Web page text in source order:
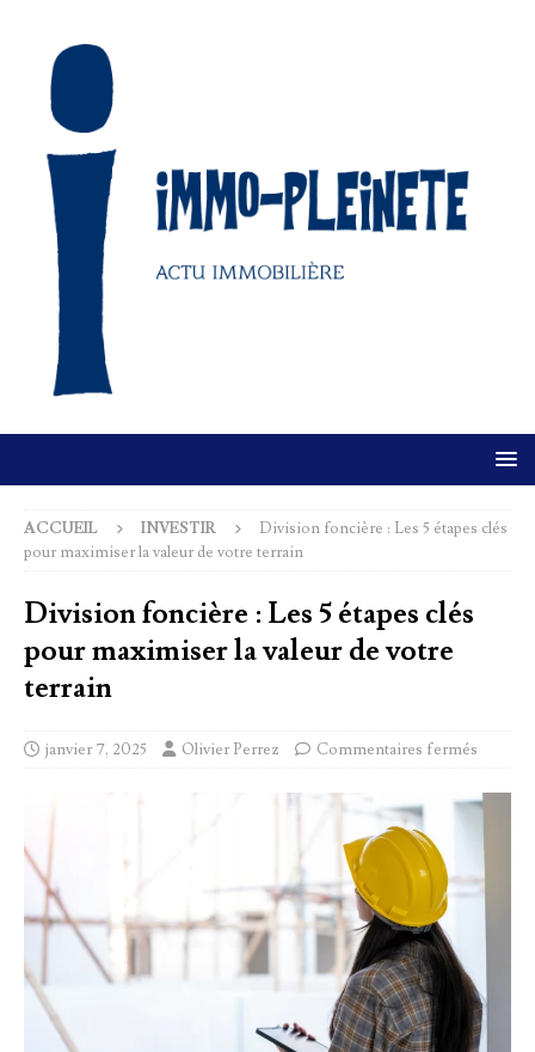
ACCUEIL INVESTIR
Division foncière : Les 5 étapes clés
pour maximiser la valeur de votre terrain
Division foncière : Les 5 étapes clés
pour maximiser la valeur de votre
terrain
janvier 7, 2025 Olivier Perrez Commentaires fermés